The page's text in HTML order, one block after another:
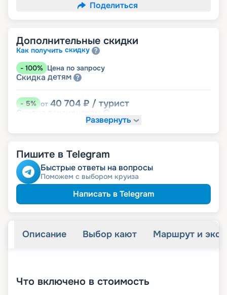
Поделиться
Дополнительные скидки
Как получить скидку
- 100% Цена по запросу
Скидка детям
-5% от 40 704 ₽ / турист
Скидка
Развернуть
Пишите в Telegram
Быстрые ответы на вопросы
Поможем с выбором круиза
Написать в Telegram
Описание Выбор кают Маршрут и
Что включено в стоимость